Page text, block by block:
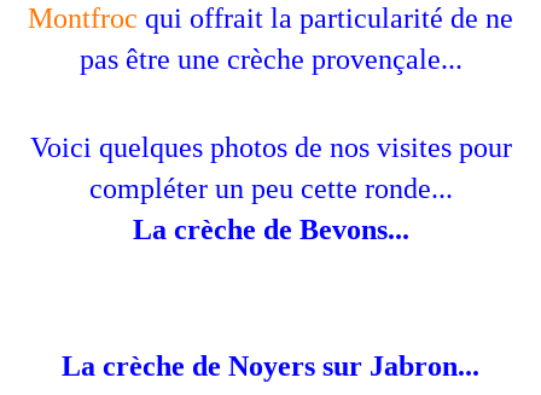
Montfroc qui offrait la particularité de ne
pas être une crèche provençale...
Voici quelques photos de nos visites pour
compléter un peu cette ronde...
La crèche de Bevons...
La crèche de Noyers sur Jabron...